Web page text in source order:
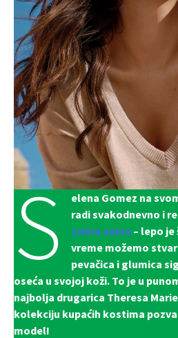
S
elena Gomez na
radi svakodnevno i
svima nama – lepo je
vreme možemo
pevačica i glumica
oseća u svojoj koži. To je u
najbolja drugarica Theresa
kolekciju kupaćih kostima
model!